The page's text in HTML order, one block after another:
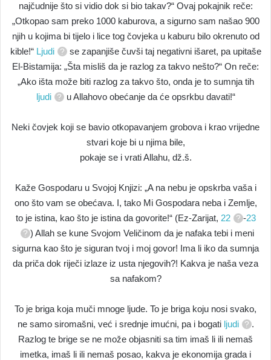
najčudnije što si vidio dok si bio takav?“ Ovaj pokajnik reče:
„Otkopao sam preko 1000 kaburova, a sigurno sam našao 900
njih u kojima bi tijelo i lice tog čovjeka u kaburu bilo okrenuto od
kible!“ Ljudi
se zapanjiše čuvši taj negativni išaret, pa upitaše
El-Bistamija: „Šta misliš da je razlog za takvo nešto?“ On reče:
„Ako išta može biti razlog za takvo što, onda je to sumnja tih
ljudi
u Allahovo obećanje da će opsrkbu davati!“
Neki čovjek koji se bavio otkopavanjem grobova i krao vrijedne
stvari koje bi u njima bile,
pokaje se i vrati Allahu, dž.š.
Kaže Gospodaru u Svojoj Knjizi: „A na nebu je opskrba vaša i
ono što vam se obećava. I, tako Mi Gospodara neba i Zemlje,
to je istina, kao što je istina da govorite!“ (Ez-Zarijat, 22 -23
) Allah se kune Svojom Veličinom da je nafaka tebi i meni
sigurna kao što je siguran tvoj i moj govor! Ima li iko da sumnja
da priča dok riječi izlaze iz usta njegovih?! Kakva je naša veza
sa nafakom?
To je briga koja muči mnoge ljude. To je briga koju nosi svako,
ne samo siromašni, već i srednje imućni, pa i bogati ljudi
.
Razlog te brige se ne može objasniti sa tim imaš li ili nemaš
imetka, imaš li ili nemaš posao, kakva je ekonomija grada i